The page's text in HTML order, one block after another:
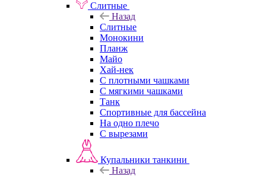
Слитные
Назад
Слитные
Монокини
Планж
Майо
Хай-нек
С плотными чашками
С мягкими чашками
Танк
Спортивные для бассейна
На одно плечо
С вырезами
Купальники танкини
Назад